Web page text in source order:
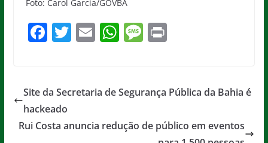
Foto: Carol Garcia/GOVBA
F
e
b
o
T
er
E
l
W
s
p
M
a
e
Pr
Site da Secretaria de Segurança Pública da Bahia é
hackeado
Rui Costa anuncia redução de público em eventos